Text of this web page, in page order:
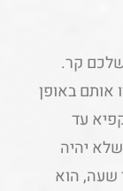
קר.
באופן
עד
יהיה
עד חצי שעה, הוא